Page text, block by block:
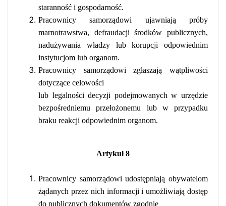
staranność i gospodarność.
Pracownicy samorządowi ujawniają próby
marnotrawstwa, defraudacji środków publicznych,
nadużywania władzy lub korupcji odpowiednim
instytucjom lub organom.
Pracownicy samorządowi zgłaszają wątpliwości
dotyczące celowości
lub legalności decyzji podejmowanych w urzędzie
bezpośredniemu przełożonemu lub w przypadku
braku reakcji odpowiednim organom.
Artykuł 8
Pracownicy samorządowi udostępniają obywatelom
żądanych przez nich informacji i umożliwiają dostęp
do publicznych dokumentów zgodnie